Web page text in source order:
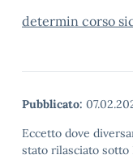
determin corso
Pubblicato:
Eccetto dove
stato rilasciato sotto